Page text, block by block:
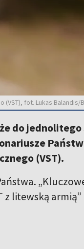
fot. Lukas Balandis/
do
(VST).
litewską armią”